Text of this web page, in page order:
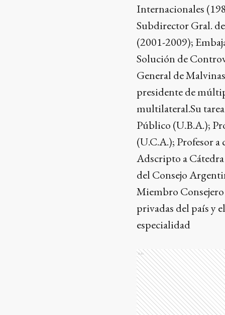
Internacionales
Subdirector Gral.
(2001-2009);
Solución de
General de
presidente de
multilateral.Su
Público (U.B.A.);
(U.C.A.); Profesor
Adscripto a
del Consejo
Miembro
privadas del país y
especialidad
Ads